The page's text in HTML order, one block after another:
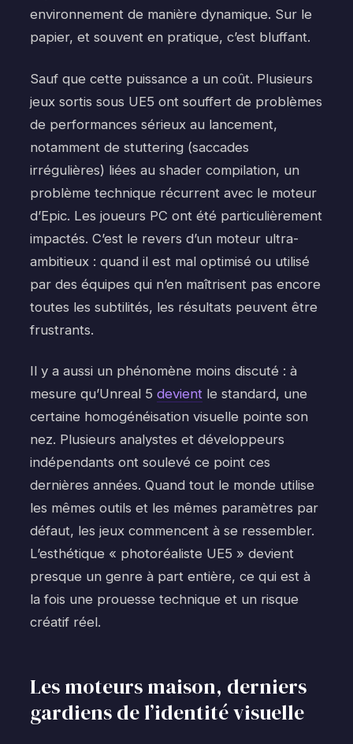
environnement de manière dynamique. Sur le
papier, et souvent en pratique, c’est bluffant.
Sauf que cette puissance a un coût. Plusieurs
jeux sortis sous UE5 ont souffert de problèmes
de performances sérieux au lancement,
notamment de stuttering (saccades
irrégulières) liées au shader compilation, un
problème technique récurrent avec le moteur
d’Epic. Les joueurs PC ont été particulièrement
impactés. C’est le revers d’un moteur ultra-
ambitieux : quand il est mal optimisé ou utilisé
par des équipes qui n’en maîtrisent pas encore
toutes les subtilités, les résultats peuvent être
frustrants.
Il y a aussi un phénomène moins discuté : à
mesure qu’Unreal 5 devient le standard, une
certaine homogénéisation visuelle pointe son
nez. Plusieurs analystes et développeurs
indépendants ont soulevé ce point ces
dernières années. Quand tout le monde utilise
les mêmes outils et les mêmes paramètres par
défaut, les jeux commencent à se ressembler.
L’esthétique « photoréaliste UE5 » devient
presque un genre à part entière, ce qui est à
la fois une prouesse technique et un risque
créatif réel.
Les moteurs maison, derniers
gardiens de l’identité visuelle